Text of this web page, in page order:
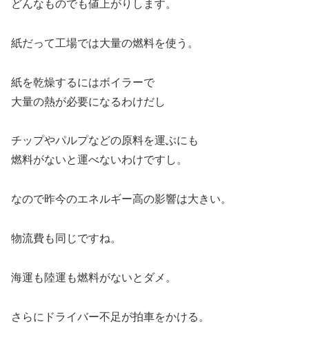
どんなものでも値上がりします。
紙だって工場では大量の燃料を使う。
紙を乾燥するにはボイラーで
大量の熱が必要になるわけだし
チップやパルプなどの原料を運ぶにも
燃料がないと運べないわけですし。
なので昨今のエネルギー高の影響は大きい。
物流費も同じですね。
海運も陸運も燃料がないとダメ。
さらにドライバー不足が拍車をかける。